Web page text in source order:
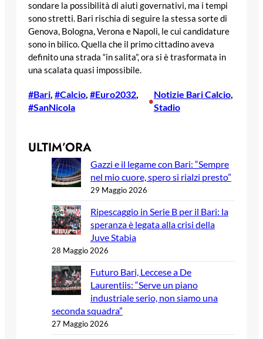
sondare la possibilità di aiuti governativi, ma i tempi
sono stretti. Bari rischia di seguire la stessa sorte di
Genova, Bologna, Verona e Napoli, le cui candidature
sono in bilico. Quella che il primo cittadino aveva
definito una strada “in salita”, ora si è trasformata in
una scalata quasi impossibile.
#Bari #Calcio #Euro2032
#SanNicola
•
Notizie Bari Calcio
Stadio
ULTIM’ORA
Gazzi e il legame con Bari: “Sempre
nel mio cuore, spero si rialzi presto”
29 Maggio 2026
Ripescaggio in Serie B per il Bari: la
speranza è legata alla crisi della
Juve Stabia
28 Maggio 2026
Futuro Bari, Leccese a De
Laurentiis: “Serve un piano
industriale serio, non siamo una
seconda squadra”
27 Maggio 2026